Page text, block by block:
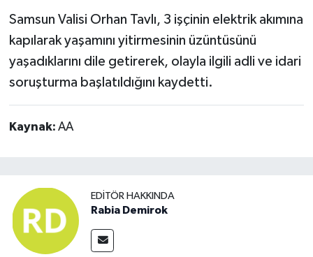
Samsun Valisi Orhan Tavlı, 3 işçinin elektrik akımına
kapılarak yaşamını yitirmesinin üzüntüsünü
yaşadıklarını dile getirerek, olayla ilgili adli ve idari
soruşturma başlatıldığını kaydetti.
Kaynak: AA
EDITÖR HAKKINDA
Rabia Demirok